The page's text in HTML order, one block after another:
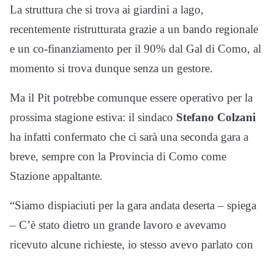
La struttura che si trova ai giardini a lago,
recentemente ristrutturata grazie a un bando regionale
e un co-finanziamento per il 90% dal Gal di Como, al
momento si trova dunque senza un gestore.
Ma il Pit potrebbe comunque essere operativo per la
prossima stagione estiva: il sindaco Stefano Colzani
ha infatti confermato che ci sarà una seconda gara a
breve, sempre con la Provincia di Como come
Stazione appaltante.
“Siamo dispiaciuti per la gara andata deserta – spiega
– C’è stato dietro un grande lavoro e avevamo
ricevuto alcune richieste, io stesso avevo parlato con